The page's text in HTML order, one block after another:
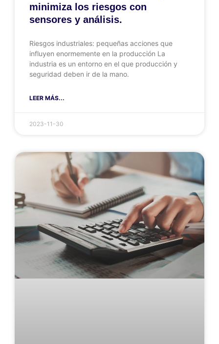
minimiza los riesgos con
sensores y análisis.
Riesgos industriales: pequeñas acciones que
influyen enormemente en la producción La
industria es un entorno en el que producción y
seguridad deben ir de la mano.
LEER MÁS...
2023-11-30